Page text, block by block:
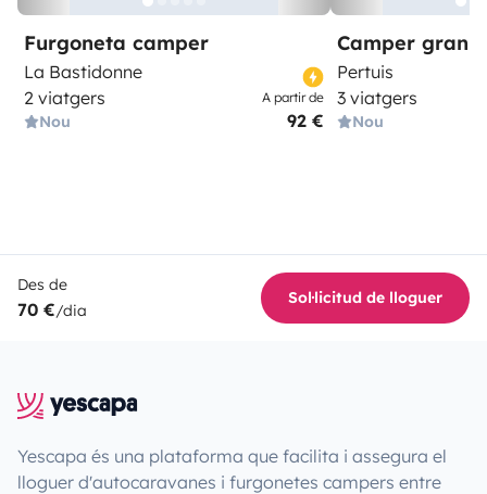
Furgoneta camper
La Bastidonne
2 viatgers
Nou
A partir de
92 €
Camper gran
Pertuis
3 viatgers
Nou
Des de
70 €/dia
Sol·licitud de lloguer
Yescapa és una plataforma que facilita i assegura el
lloguer d'autocaravanes i furgonetes campers entre